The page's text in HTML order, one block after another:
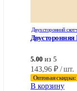
Двухсторонний
5.00 из 5
143,96 ₽ / шт.
Оптовая
В корзину